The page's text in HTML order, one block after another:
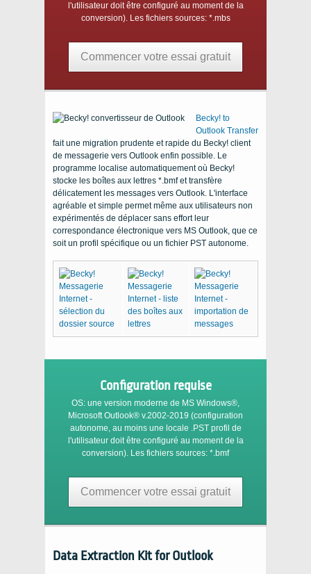
l'utilisateur doit être configuré au moment de la
conversion). Les fichiers sources: *.mbs
Commencer votre essai gratuit
Becky! to
Outlook Transfer
fait une migration prudente et rapide du Becky! client
de messagerie vers Outlook enfin possible. Le
programme localise automatiquement où Becky!
stocke les boîtes aux lettres *.bmf et transfère
délicatement les messages vers Outlook. L'interface
agréable et simple permet même aux utilisateurs non
expérimentés de déplacer sans effort leur
correspondance électronique vers MS Outlook, que ce
soit un profil spécifique ou un fichier PST autonome.
Configuration requise
OS: une version moderne de MS Windows®,
Microsoft Outlook® v.2002-2019 (configuration
autonome, au moins une locale .PSTprofil de
l'utilisateur doit être configuré au moment de la
conversion). Les fichiers sources: *.bmf
Commencer votre essai gratuit
Data Extraction Kit for Outlook